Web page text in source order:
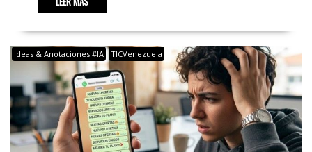
Ideas & Anotaciones #IA TICVenezuela